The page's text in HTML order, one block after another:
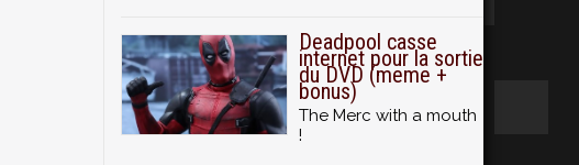
Deadpool casse
internet pour la sortie
du DVD (meme +
bonus)
The Merc with a mouth
!